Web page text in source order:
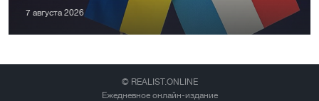
7 августа 2026
© REALIST.ONLINE
Ежедневное онлайн-издание